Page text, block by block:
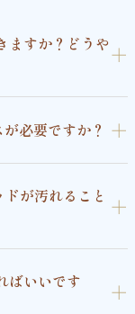
ますか？どうや＋
必要ですか？ ＋
が汚れること ＋
ばいいです
＋